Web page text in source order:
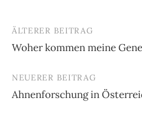
Beitrags-
Navigation
ÄLTERER BEITRAG
Woher kommen meine
NEUERER BEITRAG
Ahnenforschung in